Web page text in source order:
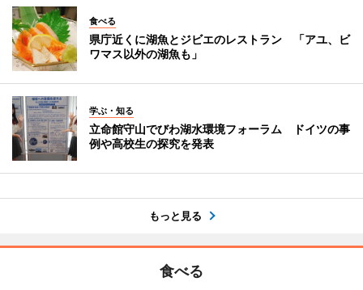
食べる
県庁近くに湖魚とジビエのレストラン 「アユ、ビ
ワマス以外の湖魚も」
学ぶ・知る
立命館守山でびわ湖水環境フォーラム ドイツの事
例や高校生の探究を発表
もっと見る
食べる